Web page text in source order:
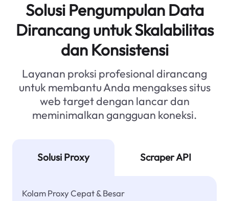
Solusi Pengumpulan Data
Dirancang untuk Skalabilitas
dan Konsistensi
Layanan proksi profesional dirancang
untuk membantu Anda mengakses situs
web target dengan lancar dan
meminimalkan gangguan koneksi.
Solusi Proxy Scraper API
Kolam Proxy Cepat & Besar